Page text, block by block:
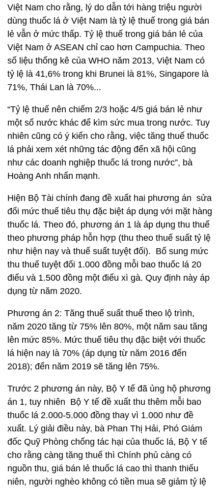
Việt Nam cho rằng, lý do dẫn tới hàng triệu người
dùng thuốc lá ở Việt Nam là tỷ lệ thuế trong giá bán
lẻ vẫn ở mức thấp. Tỷ lệ thuế trong giá bán lẻ của
Việt Nam ở ASEAN chỉ cao hơn Campuchia. Theo
số liệu thống kê của WHO năm 2013, Việt Nam có
tỷ lệ là 41,6% trong khi Brunei là 81%, Singapore là
71%, Thái Lan là 70%...
“Tỷ lệ thuế nên chiếm 2/3 hoặc 4/5 giá bán lẻ như
một số nước khác để kìm sức mua trong nước. Tuy
nhiên cũng có ý kiến cho rằng, việc tăng thuế thuốc
lá phải xem xét những tác động đến xã hội cũng
như các doanh nghiệp thuốc lá trong nước”, bà
Hoàng Anh nhấn mạnh.
Hiện Bộ Tài chính đang đề xuất hai phương án sửa
đổi mức thuế tiêu thụ đặc biệt áp dụng với mặt hàng
thuốc lá. Theo đó, phương án 1 là áp dụng thu thuế
theo phương pháp hỗn hợp (thu theo thuế suất tỷ lệ
như hiện nay và thuế suất tuyệt đối). Bổ sung mức
thu thuế tuyệt đối 1.000 đồng mỗi bao thuốc lá 20
điếu và 1.500 đồng một điếu xì gà. Quy định này áp
dụng từ năm 2020.
Phương án 2: Tăng thuế suất thuế theo lộ trình,
năm 2020 tăng từ 75% lên 80%, một năm sau tăng
lên mức 85%. Mức thuế tiêu thụ đặc biệt với thuốc
lá hiện nay là 70% (áp dụng từ năm 2016 đến
2018); đến năm 2019 sẽ tăng lên 75%.
Trước 2 phương án này, Bộ Y tế đã ủng hộ phương
án 1, tuy nhiên Bộ Y tế đề xuất thu thêm mỗi bao
thuốc lá 2.000-5.000 đồng thay vì 1.000 như đề
xuất. Lý giải điều này, bà Phan Thị Hải, Phó Giám
đốc Quỹ Phòng chống tác hại của thuốc lá, Bộ Y tế
cho rằng càng tăng thuế thì Chính phủ càng có
nguồn thu, giá bán lẻ thuốc lá cao thì thanh thiếu
niên, người nghèo không có tiền mua sẽ giảm tỷ lệ